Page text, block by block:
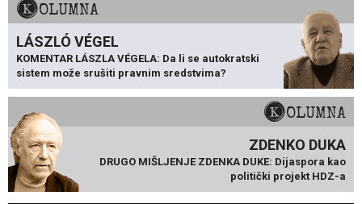
KOLUMNA
LÁSZLÓ VÉGEL
KOMENTAR LÁSZLA VÉGELA: Da li se autokratski
sistem može srušiti pravnim sredstvima?
KOLUMNA
ZDENKO DUKA
DRUGO MIŠLJENJE ZDENKA DUKE: Dijaspora kao
politički projekt HDZ-a